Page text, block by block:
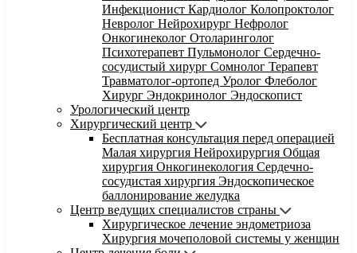
Инфекционист Кардиолог Колопроктолог
Невролог Нейрохирург Нефролог
Онкогинеколог Отоларинголог
Психотерапевт Пульмонолог Сердечно-
сосудистый хирург Сомнолог Терапевт
Травматолог-ортопед Уролог Флеболог
Хирург Эндокринолог Эндоскопист
Урологический центр
Хирургический центр
Бесплатная консультация перед операцией
Малая хирургия Нейрохирургия Общая
хирургия Онкогинекология Сердечно-
сосудистая хирургия Эндоскопическое
баллонирование желудка
Центр ведущих специалистов страны
Хирургическое лечение эндометриоза
Хирургия мочеполовой системы у женщин